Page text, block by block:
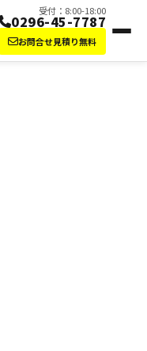
受付：8:00-18:00
0296-45-7787
お問合せ見積り無料
田崎防水にお任